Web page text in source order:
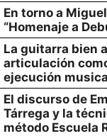
En torno a
“Homenaje a
La guitarra bien
articulación
ejecución
El discurso de
Tárrega y la
método Escuela